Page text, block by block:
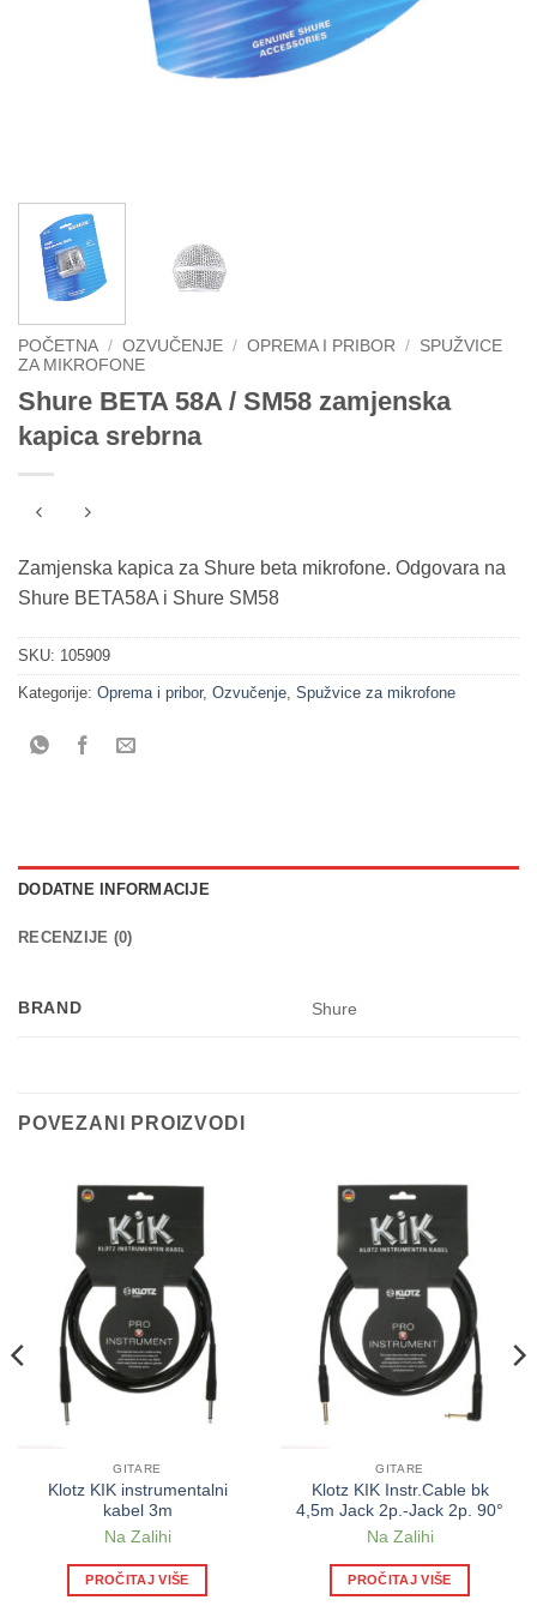
POČETNA / OZVUČENJE / OPREMA I PRIBOR / SPUŽVICE
ZA MIKROFONE
Shure BETA 58A / SM58 zamjenska
kapica srebrna
Zamjenska kapica za Shure beta mikrofone. Odgovara na
Shure BETA58A i Shure SM58
SKU: 105909
Kategorije: Oprema i pribor, Ozvučenje, Spužvice za mikrofone
DODATNE INFORMACIJE
RECENZIJE (0)
BRAND Shure
POVEZANI PROIZVODI
GITARE
Klotz KIK instrumentalni
kabel 3m
Na Zalihi
PROČITAJ VIŠE
GITARE
Klotz KIK Instr.Cable bk
4,5m Jack 2p.-Jack 2p. 90°
Na Zalihi
PROČITAJ VIŠE